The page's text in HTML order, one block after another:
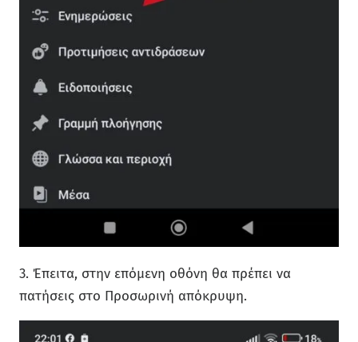
3. Έπειτα, στην επόμενη οθόνη θα πρέπει να
πατήσεις στο Προσωρινή απόκρυψη.